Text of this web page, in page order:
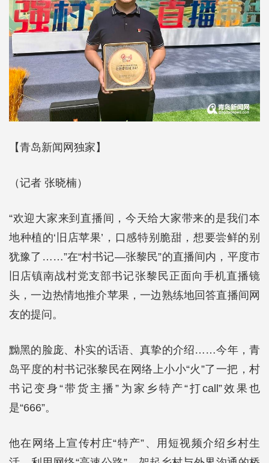
【青岛新闻网独家】
（记者 张晓楠）
“欢迎大家来到直播间，今天给大家带来的是我们本
地种植的‘旧店苹果’，口感特别脆甜，想要尝鲜的别
犹豫了……”在“村书记—张黎民”的直播间内，平度市
旧店镇南战村党支部书记张黎民正面向手机直播镜
头，一边热情地推介苹果，一边熟练地回答直播间网
友的提问。
黝黑的脸庞、朴实的话语、真挚的介绍……今年，青
岛平度的村书记张黎民在网络上小小“火”了一把，村
书记变身“带货主播”为家乡特产“打call”效果也
是“666”。
他在网络上宣传村庄“特产”、用短视频介绍乡村生